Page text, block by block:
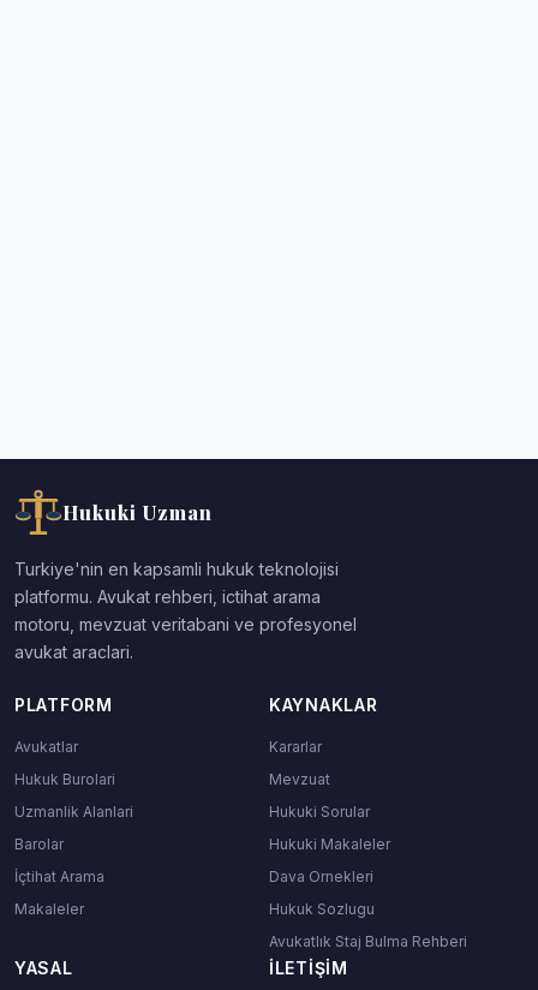
Hukuki Uzman
Turkiye'nin en kapsamli hukuk teknolojisi
platformu. Avukat rehberi, ictihat arama
motoru, mevzuat veritabani ve profesyonel
avukat araclari.
PLATFORM
Avukatlar
Hukuk Burolari
Uzmanlik Alanlari
Barolar
İçtihat Arama
Makaleler
KAYNAKLAR
Kararlar
Mevzuat
Hukuki Sorular
Hukuki Makaleler
Dava Ornekleri
Hukuk Sozlugu
Avukatlık Staj Bulma Rehberi
YASAL İLETIŞIM